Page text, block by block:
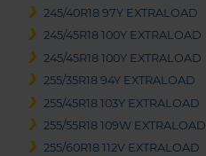
245/40R18 97Y EXTRALOAD
245/45R18 100Y EXTRALOAD
245/45R18 100Y EXTRALOAD
255/35R18 94Y EXTRALOAD
255/45R18 103Y EXTRALOAD
255/55R18 109W EXTRALOAD
255/60R18 112V EXTRALOAD